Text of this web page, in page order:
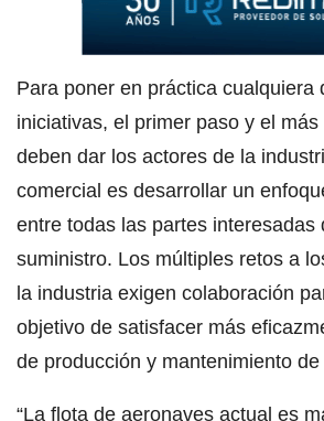
Para poner en práctica cualquiera
iniciativas, el primer paso y el
deben dar los actores de la
comercial es desarrollar un
entre todas las partes interesadas
suministro. Los múltiples retos a
la industria exigen colaboración
objetivo de satisfacer más
de producción y mantenimiento
“La flota de aeronaves actual es